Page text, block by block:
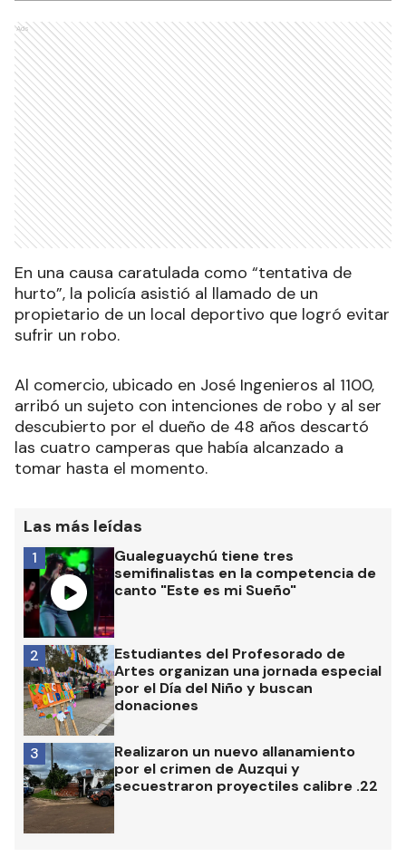
Ads
En una causa caratulada como “tentativa de
hurto”, la policía asistió al llamado de un
propietario de un local deportivo que logró evitar
sufrir un robo.
Al comercio, ubicado en José Ingenieros al 1100,
arribó un sujeto con intenciones de robo y al ser
descubierto por el dueño de 48 años descartó
las cuatro camperas que había alcanzado a
tomar hasta el momento.
Las más leídas
Gualeguaychú tiene tres
semifinalistas en la competencia de
canto "Este es mi Sueño"
1
Estudiantes del Profesorado de
Artes organizan una jornada especial
por el Día del Niño y buscan
donaciones
2
Realizaron un nuevo allanamiento
por el crimen de Auzqui y
secuestraron proyectiles calibre .22
3